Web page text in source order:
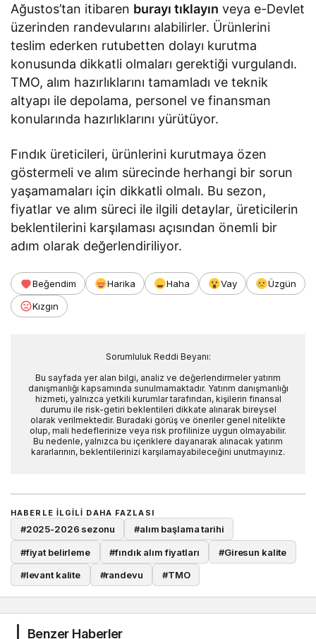
Ağustos’tan itibaren burayı tıklayın veya e-Devlet
üzerinden randevularını alabilirler. Ürünlerini
teslim ederken rutubetten dolayı kurutma
konusunda dikkatli olmaları gerektiği vurgulandı.
TMO, alım hazırlıklarını tamamladı ve teknik
altyapı ile depolama, personel ve finansman
konularında hazırlıklarını yürütüyor.
Fındık üreticileri, ürünlerini kurutmaya özen
göstermeli ve alım sürecinde herhangi bir sorun
yaşamamaları için dikkatli olmalı. Bu sezon,
fiyatlar ve alım süreci ile ilgili detaylar, üreticilerin
beklentilerini karşılaması açısından önemli bir
adım olarak değerlendiriliyor.
Beğendim Harika Haha Vay
Üzgün
Kızgın
Sorumluluk Reddi Beyanı:
Bu sayfada yer alan bilgi, analiz ve değerlendirmeler yatırım
danışmanlığı kapsamında sunulmamaktadır. Yatırım danışmanlığı
hizmeti, yalnızca yetkili kurumlar tarafından, kişilerin finansal
durumu ile risk-getiri beklentileri dikkate alınarak bireysel
olarak verilmektedir. Buradaki görüş ve öneriler genel nitelikte
olup, mali hedeflerinize veya risk profilinize uygun olmayabilir.
Bu nedenle, yalnızca bu içeriklere dayanarak alınacak yatırım
kararlarının, beklentilerinizi karşılamayabileceğini unutmayınız.
HABERLE ILGILI DAHA FAZLASI
#2025-2026 sezonu #alım başlama tarihi
#fiyat belirleme #fındık alım fiyatları #Giresun kalite
#levant kalite #randevu #TMO
Benzer Haberler